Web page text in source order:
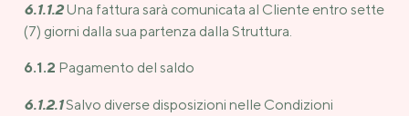
6.1.1.2Una fattura sarà comunicata al Cliente entro sette
(7) giorni dalla sua partenza dalla Struttura.
6.1.2 Pagamento del saldo
6.1.2.1Salvo diverse disposizioni nelle Condizioni